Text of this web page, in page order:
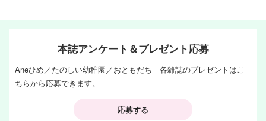
本誌アンケート＆プレゼント応募
Aneひめ／たのしい幼稚園／おともだち 各雑誌のプレゼントはこ
ちらから応募できます。
応募する